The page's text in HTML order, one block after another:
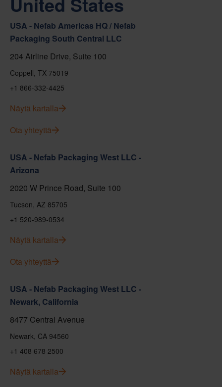
USA - Nefab Americas HQ / Nefab
Packaging South Central LLC
204 Airline Drive, Suite 100
Coppell, TX 75019
+1 866-332-4425
Näytä kartalla
Ota yhteyttä
USA - Nefab Packaging West LLC -
Arizona
2020 W Prince Road, Suite 100
Tucson, AZ 85705
+1 520-989-0534
Näytä kartalla
Ota yhteyttä
USA - Nefab Packaging West LLC -
Newark, California
8477 Central Avenue
Newark, CA 94560
+1 408 678 2500
Näytä kartalla